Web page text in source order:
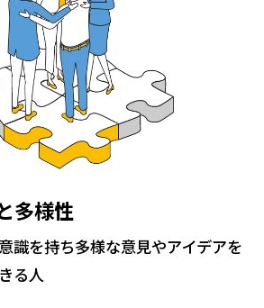
多様性
識を持ち多様な意見やアイデアを
る人